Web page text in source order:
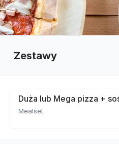
Zestawy
Duża lub Mega pizza +
Mealset